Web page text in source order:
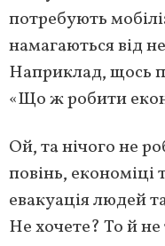
потребують
намагаються від
Наприклад, щось
«Що ж робити
Ой, та нічого не
повінь,
евакуація людей
Не хочете? То й